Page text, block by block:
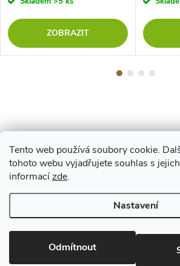
Tento web používá soubory cookie.
tohoto webu vyjadřujete souhlas s
informacízde.
Nastavení
Odmítnout
ZOBRAZIT
Z
á
p
a
Copyright 2026www.vyrejeme.cz. Všechna
nastavení cookies